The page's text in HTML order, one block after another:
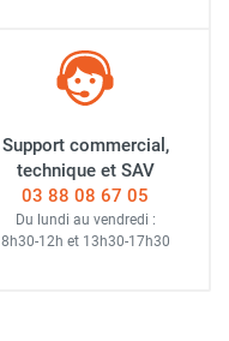
Support commercial,
technique et SAV
03 88 08 67 05
Du lundi au vendredi :
8h30-12h et 13h30-17h30